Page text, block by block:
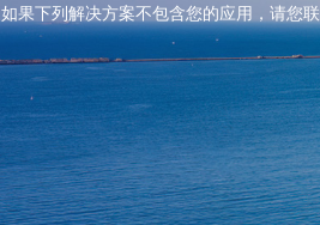
如果下列解决方案不包含您的应用，请您